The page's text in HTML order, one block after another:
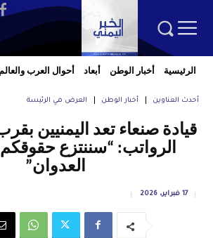
الرئيسية أخبار الوطن أبعاد أحوال العرب والعالم
أحدث العناوين أخبار الوطن العرض في الرئيسة
قيادة صنعاء تعد اليمنيين
الرواتب: “سننتزع
العدوان”
17 فبراير، 2026